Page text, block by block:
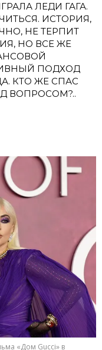
ЛЕДИ ГАГА.
ИСТОРИЯ,
НЕ ТЕРПИТ
НО ВСЕ ЖЕ
ПОДХОД
КТО ЖЕ СПАС
ВОПРОСОМ?..
«Дом Gucci» в